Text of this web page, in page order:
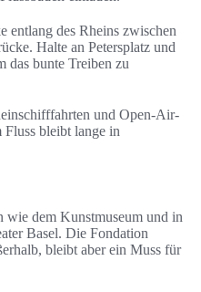
entlang des Rheins zwischen
Halte an Petersplatz und
das bunte Treiben zu
und Open-Air-
Fluss bleibt lange in
dem Kunstmuseum und in
Basel. Die Fondation
bleibt aber ein Muss für